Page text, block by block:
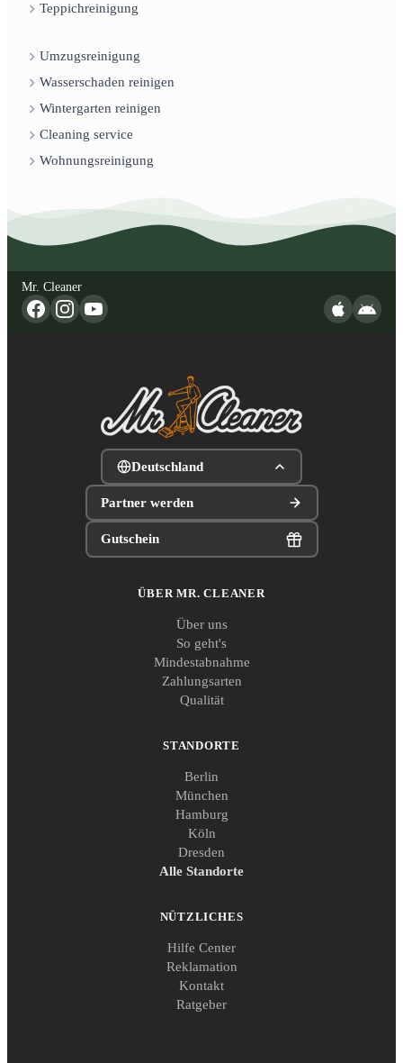
Teppichreinigung
Umzugsreinigung
Wasserschaden reinigen
Wintergarten reinigen
Cleaning service
Wohnungsreinigung
Mr. Cleaner
Deutschland
Partner werden
Gutschein
ÜBER MR. CLEANER
Über uns
So geht's
Mindestabnahme
Zahlungsarten
Qualität
STANDORTE
Berlin
München
Hamburg
Köln
Dresden
Alle Standorte
NÜTZLICHES
Hilfe Center
Reklamation
Kontakt
Ratgeber